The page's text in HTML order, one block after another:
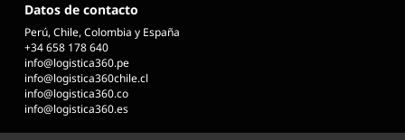
Datos de contacto
Perú, Chile, Colombia y España
+34 658 178 640
info@logistica360.pe
info@logistica360chile.cl
info@logistica360.co
info@logistica360.es